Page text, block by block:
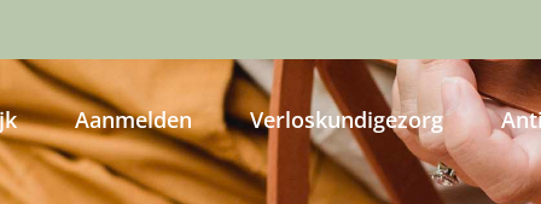
Aanmelden Verloskundigezorg